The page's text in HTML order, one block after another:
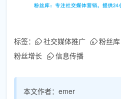
标签： 社交媒体推广 粉丝库
粉丝增长
信息传播
本文作者： emer